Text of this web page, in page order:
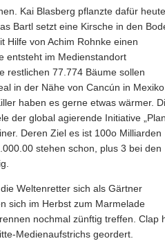
Kai Blasberg pflanzte dafür heute
Bartl setzt eine Kirsche in den
Hilfe von Achim Rohnke einen
entsteht im Medienstandort
restlichen 77.774 Bäume sollen
in der Nähe von Cancún in Mexiko
haben es gerne etwas wärmer.
der global agierende Initiative
Deren Ziel es ist 100o Milliarden
stehen schon, plus 3 bei den
Weltenretter sich als Gärtner
sich im Herbst zum Marmelade
nochmal zünftig treffen. Clap
Medienaufstrichs geordert.